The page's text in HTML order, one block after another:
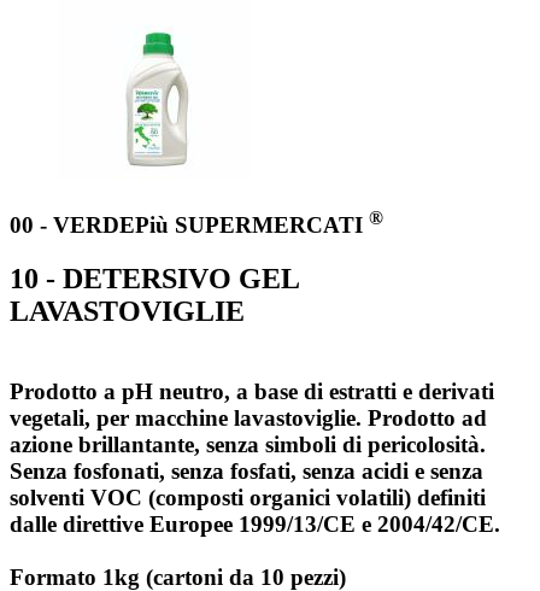
00 - VERDEPiù SUPERMERCATI ®
10 - DETERSIVO GEL
LAVASTOVIGLIE
Prodotto a pH neutro, a base di estratti e derivati
vegetali, per macchine lavastoviglie. Prodotto ad
azione brillantante, senza simboli di pericolosità.
Senza fosfonati, senza fosfati, senza acidi e senza
solventi VOC (composti organici volatili) definiti
dalle direttive Europee 1999/13/CE e 2004/42/CE.
Formato 1kg (cartoni da 10 pezzi)